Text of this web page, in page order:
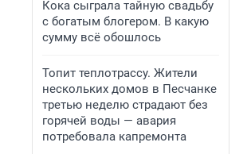
Кока сыграла тайную свадьбу
с богатым блогером. В какую
сумму всё обошлось
Топит теплотрассу. Жители
нескольких домов в Песчанке
третью неделю страдают без
горячей воды — авария
потребовала капремонта